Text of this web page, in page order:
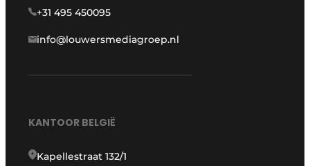
+31 495 450095
info@louwersmediagroep.nl
KANTOOR BELGIË
Kapellestraat 132/1